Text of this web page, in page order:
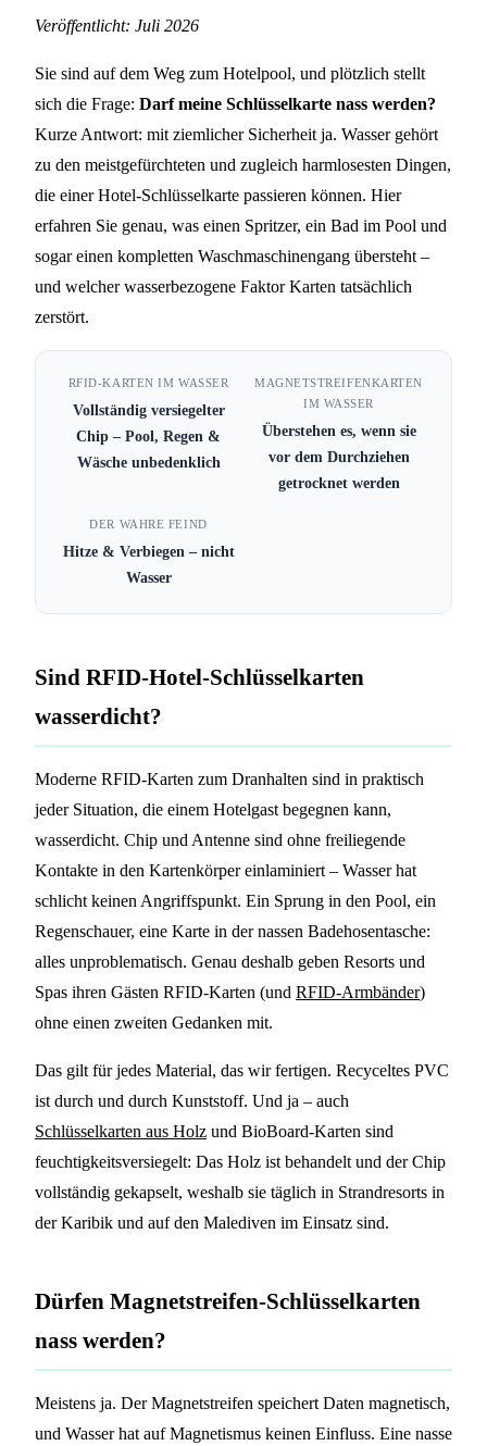
Sind Hotel-Schlüsselkarten
wasserdicht? Pool, Regen &
Waschmaschine im Test
Veröffentlicht: Juli 2026
Sie sind auf dem Weg zum Hotelpool, und plötzlich stellt
sich die Frage: Darf meine Schlüsselkarte nass werden?
Kurze Antwort: mit ziemlicher Sicherheit ja. Wasser gehört
zu den meistgefürchteten und zugleich harmlosesten Dingen,
die einer Hotel-Schlüsselkarte passieren können. Hier
erfahren Sie genau, was einen Spritzer, ein Bad im Pool und
sogar einen kompletten Waschmaschinengang übersteht –
und welcher wasserbezogene Faktor Karten tatsächlich
zerstört.
RFID-KARTEN IM WASSER
Vollständig versiegelter
Chip – Pool, Regen &
Wäsche unbedenklich
MAGNETSTREIFENKARTEN
IM WASSER
Überstehen es, wenn sie
vor dem Durchziehen
getrocknet werden
DER WAHRE FEIND
Hitze & Verbiegen – nicht
Wasser
Sind RFID-Hotel-Schlüsselkarten
wasserdicht?
Moderne RFID-Karten zum Dranhalten sind in praktisch
jeder Situation, die einem Hotelgast begegnen kann,
wasserdicht. Chip und Antenne sind ohne freiliegende
Kontakte in den Kartenkörper einlaminiert – Wasser hat
schlicht keinen Angriffspunkt. Ein Sprung in den Pool, ein
Regenschauer, eine Karte in der nassen Badehosentasche:
alles unproblematisch. Genau deshalb geben Resorts und
Spas ihren Gästen RFID-Karten (und RFID-Armbänder)
ohne einen zweiten Gedanken mit.
Das gilt für jedes Material, das wir fertigen. Recyceltes PVC
ist durch und durch Kunststoff. Und ja – auch
Schlüsselkarten aus Holz und BioBoard-Karten sind
feuchtigkeitsversiegelt: Das Holz ist behandelt und der Chip
vollständig gekapselt, weshalb sie täglich in Strandresorts in
der Karibik und auf den Malediven im Einsatz sind.
Dürfen Magnetstreifen-Schlüsselkarten
nass werden?
Meistens ja. Der Magnetstreifen speichert Daten magnetisch,
und Wasser hat auf Magnetismus keinen Einfluss. Eine nasse